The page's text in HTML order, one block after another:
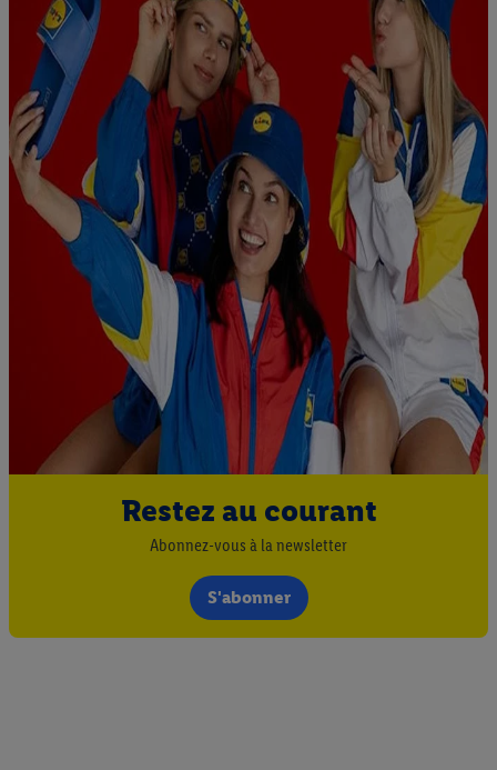
Restez au courant
Abonnez-vous à la newsletter
S'abonner